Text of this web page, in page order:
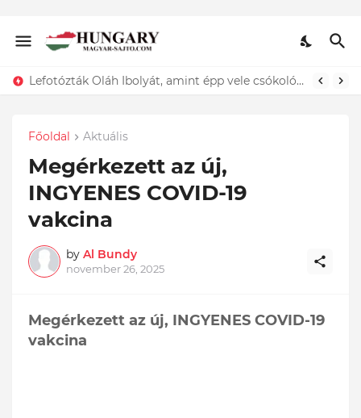
Lefotózták Oláh Ibolyát, amint épp vele csókolózik - EZT nem hiszed el, kinek a karjában kötött ki...ÍME
Főoldal Aktuális
Megérkezett az új,
INGYENES COVID-19
vakcina
by Al Bundy
november 26, 2025
Megérkezett az új, INGYENES COVID-19
vakcina